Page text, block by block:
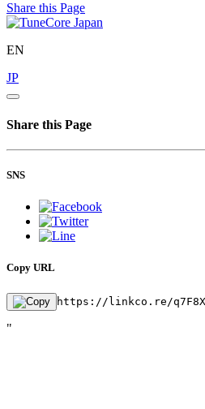
Share this Page
EN
JP
Share this Page
SNS
Copy URL
https://linkco.re/
"